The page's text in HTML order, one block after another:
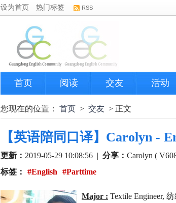
设为首页 热门标签 RSS
首页 阅读 交友 活动
您现在的位置： 首页 > 交友 > 正文
【英语陪同口译】Carolyn -
更新： 2019-05-29 10:08:56 | 分享： Carolyn (
标签：
#English #Parttime
Major : Textile Engineer,